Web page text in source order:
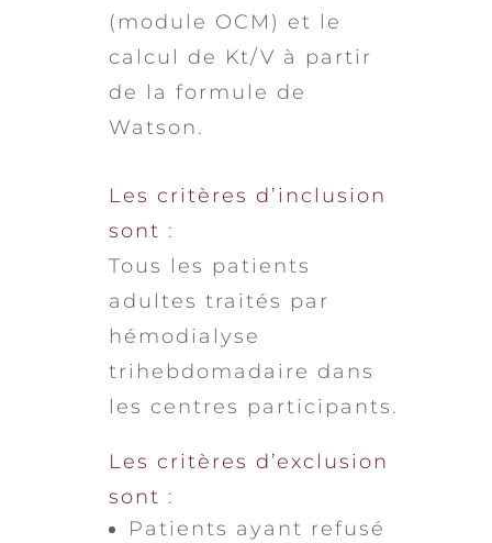
(module OCM) et le
calcul de Kt/V à partir
de la formule de
Watson.
Les critères d’inclusion
sont :
Tous les patients
adultes traités par
hémodialyse
trihebdomadaire dans
les centres participants.
Les critères d’exclusion
sont :
Patients ayant refusé